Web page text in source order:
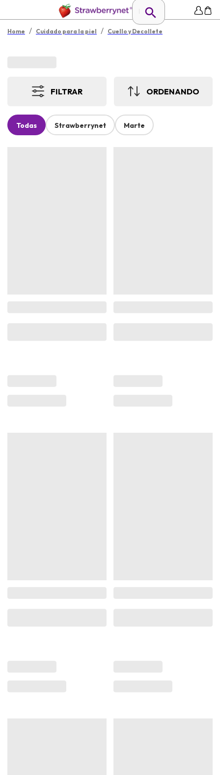
Home / Cuidado para la piel / Cuello y Decollete
FILTRAR ORDENANDO
Todas Strawberrynet Marte